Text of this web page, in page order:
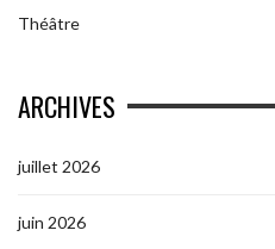
Théâtre
ARCHIVES
juillet 2026
juin 2026